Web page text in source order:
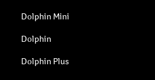
Dolphin Mini
Dolphin
Dolphin Plus